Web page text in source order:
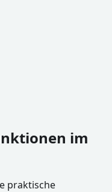
im
praktische